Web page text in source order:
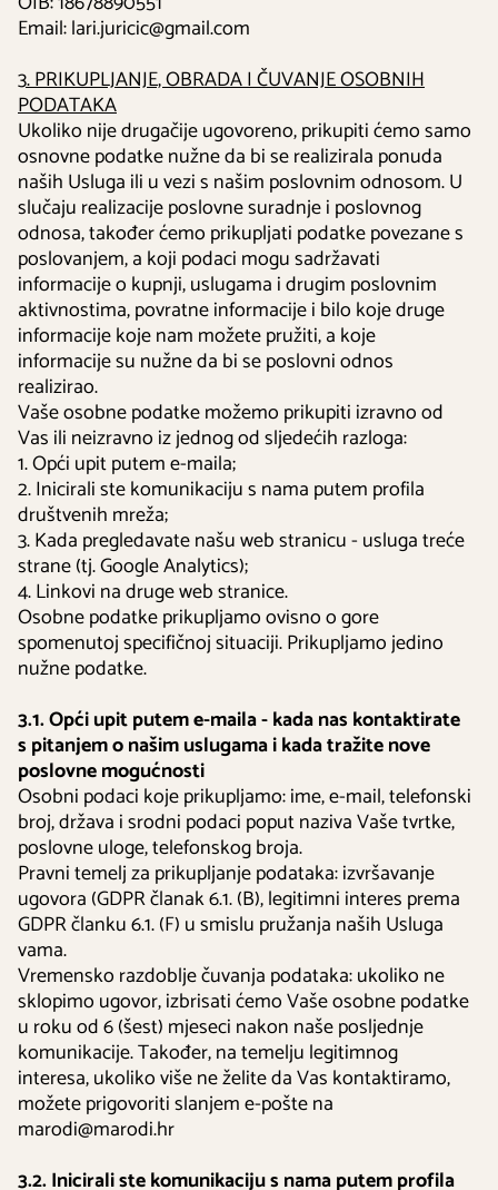
Email: lari.juricic@gmail.com
3. PRIKUPLJANJE, OBRADA I ČUVANJE OSOBNIH
PODATAKA
Ukoliko nije drugačije ugovoreno, prikupiti ćemo samo
osnovne podatke nužne da bi se realizirala ponuda
naših Usluga ili u vezi s našim poslovnim odnosom. U
slučaju realizacije poslovne suradnje i poslovnog
odnosa, također ćemo prikupljati podatke povezane s
poslovanjem, a koji podaci mogu sadržavati
informacije o kupnji, uslugama i drugim poslovnim
aktivnostima, povratne informacije i bilo koje druge
informacije koje nam možete pružiti, a koje
informacije su nužne da bi se poslovni odnos
realizirao.
Vaše osobne podatke možemo prikupiti izravno od
Vas ili neizravno iz jednog od sljedećih razloga:
1. Opći upit putem e-maila;
2. Inicirali ste komunikaciju s nama putem profila
društvenih mreža;
3. Kada pregledavate našu web stranicu - usluga treće
strane (tj. Google Analytics);
4. Linkovi na druge web stranice.
Osobne podatke prikupljamo ovisno o gore
spomenutoj specifičnoj situaciji. Prikupljamo jedino
nužne podatke.
3.1. Opći upit putem e-maila - kada nas kontaktirate
s pitanjem o našim uslugama i kada tražite nove
poslovne mogućnosti
Osobni podaci koje prikupljamo: ime, e-mail, telefonski
broj, država i srodni podaci poput naziva Vaše tvrtke,
poslovne uloge, telefonskog broja.
Pravni temelj za prikupljanje podataka: izvršavanje
ugovora (GDPR članak 6.1. (B), legitimni interes prema
GDPR članku 6.1. (F) u smislu pružanja naših Usluga
vama.
Vremensko razdoblje čuvanja podataka: ukoliko ne
sklopimo ugovor, izbrisati ćemo Vaše osobne podatke
u roku od 6 (šest) mjeseci nakon naše posljednje
komunikacije. Također, na temelju legitimnog
interesa, ukoliko više ne želite da Vas kontaktiramo,
možete prigovoriti slanjem e-pošte na
marodi@marodi.hr
3.2. Inicirali ste komunikaciju s nama putem profila